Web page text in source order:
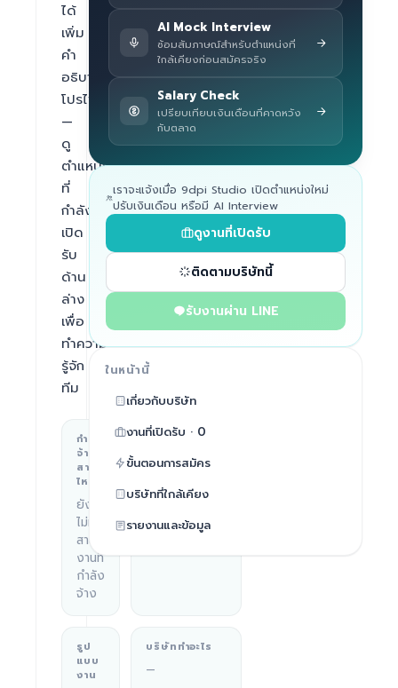
ได้
เพิ่ม
คำ
อธิบาย
โปรไฟล์
—
ดู
ตำแหน่ง
ที่
กำลัง
เปิด
รับ
ด้าน
ล่าง
เพื่อ
ทำความ
รู้จัก
ทีม
กำลัง
จ้าง
สาย
ไหน
ยัง
ไม่มี
สาย
งานที่
กำลัง
จ้าง
สถานที่ทำงาน
Hanoi,
Vietnam
รูป
แบบ
งาน
บริษัททำอะไร
—
AI Mock Interview
ซ้อมสัมภาษณ์สำหรับตำแหน่งที่
ใกล้เคียงก่อนสมัครจริง
Salary Check
เปรียบเทียบเงินเดือนที่คาดหวัง
กับตลาด
เราจะแจ้งเมื่อ 9dpi Studio เปิดตำแหน่งใหม่
ปรับเงินเดือน หรือมี AI Interview
ดูงานที่เปิดรับ
ติดตามบริษัทนี้
รับงานผ่าน LINE
ในหน้านี้
เกี่ยวกับบริษัท
งานที่เปิดรับ · 0
ขั้นตอนการสมัคร
บริษัทที่ใกล้เคียง
รายงานและข้อมูล